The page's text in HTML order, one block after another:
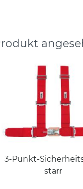
3-Punkt-
starr